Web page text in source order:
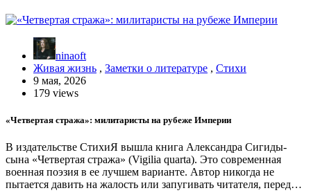
ninaoft
Живая жизнь , Заметки о литературе , Стихи
9 мая, 2026
179 views
«Четвертая стража»: милитаристы на рубеже Империи
В издательстве СтихиЯ вышла книга Александра Сигиды-
сына «Четвертая стража» (Vigilia quarta). Это современная
военная поэзия в ее лучшем варианте. Автор никогда не
пытается давить на жалость или запугивать читателя, перед…